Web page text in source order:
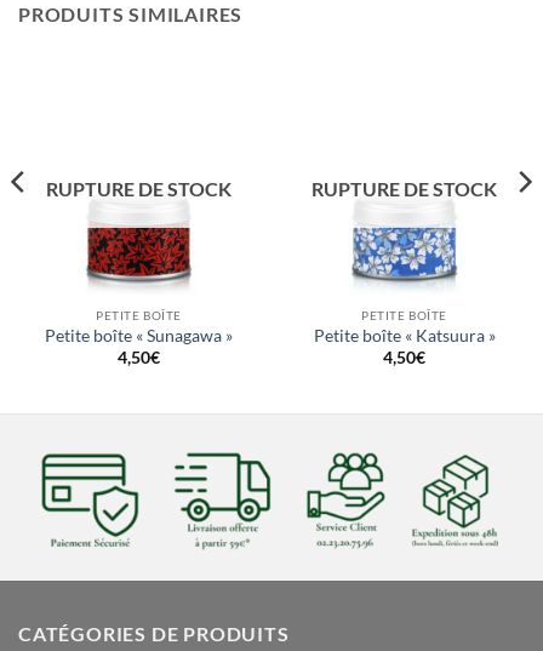
PRODUITS SIMILAIRES
RUPTURE DE STOCK
PETITE BOÎTE
Petite boîte « Sunagawa »
4,50€
RUPTURE DE STOCK
PETITE BOÎTE
Petite boîte « Katsuura »
4,50€
CATÉGORIES DE PRODUITS